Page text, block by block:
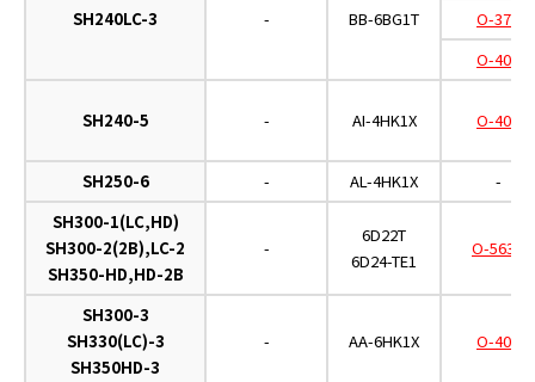
SH240LC-3 - BB-6BG1T
O-376
O-402
SH240-5 - AI-4HK1X O-402
SH250-6 - AL-4HK1X
-
SH300-1(LC,HD)
SH300-2(2B),LC-2
SH350-HD,HD-2B
-
6D22T
6D24-TE1
O-563A
SH300-3
SH330(LC)-3
SH350HD-3
- AA-6HK1X O-402